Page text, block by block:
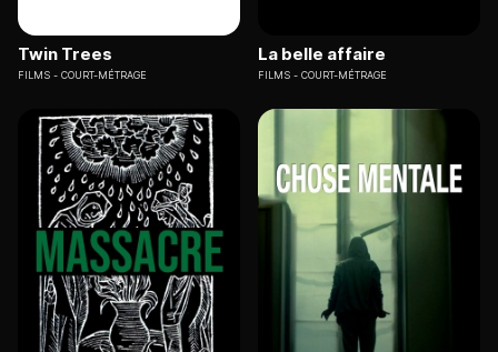
Twin Trees
FILMS COURT-MÉTRAGE
La belle affaire
FILMS COURT-MÉTRAGE